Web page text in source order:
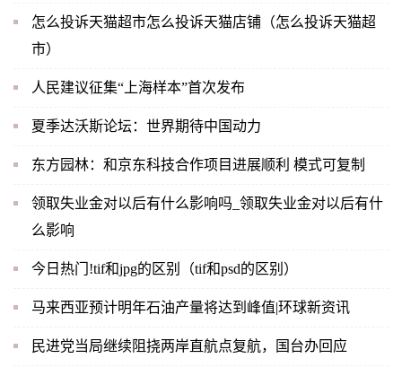
怎么投诉天猫超市怎么投诉天猫店铺（怎么投诉天猫超
市）
人民建议征集“上海样本”首次发布
夏季达沃斯论坛：世界期待中国动力
东方园林：和京东科技合作项目进展顺利 模式可复制
领取失业金对以后有什么影响吗_领取失业金对以后有什
么影响
今日热门!tif和jpg的区别（tif和psd的区别）
马来西亚预计明年石油产量将达到峰值|环球新资讯
民进党当局继续阻挠两岸直航点复航，国台办回应